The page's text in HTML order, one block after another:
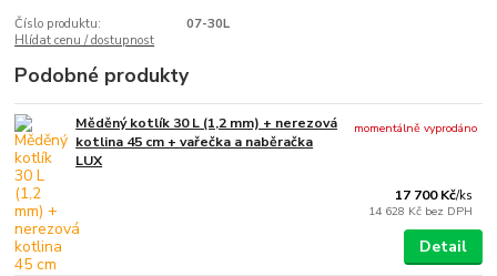
Číslo produktu:
07-30L
Hlídat cenu / dostupnost
Podobné produkty
Měděný kotlík 30 L (1,2 mm) + nerezová
kotlina 45 cm + vařečka a naběračka
LUX
17 700 Kč/ks
14 628 Kč bez DPH
momentálně vyprodáno
Detail